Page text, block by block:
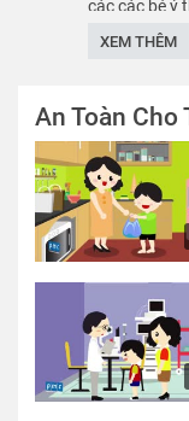
các các bé ý
ra, nhằm
We care
educational
Thể loại :
XEM THÊM
An Toàn Cho